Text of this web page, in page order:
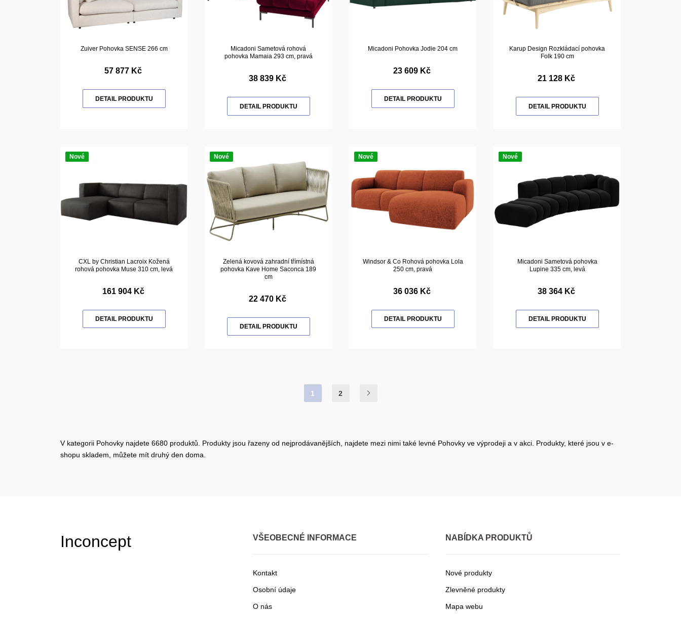
Zuiver Pohovka SENSE 266 cm
57 877 Kč
DETAIL PRODUKTU
Micadoni Sametová rohová
pohovka Mamaia 293 cm, pravá
38 839 Kč
DETAIL PRODUKTU
Micadoni Pohovka Jodie 204 cm
23 609 Kč
DETAIL PRODUKTU
Karup Design Rozkládací pohovka
Folk 190 cm
21 128 Kč
DETAIL PRODUKTU
Nové
CXL by Christian Lacroix Kožená
rohová pohovka Muse 310 cm, levá
161 904 Kč
DETAIL PRODUKTU
Nové
Zelená kovová zahradní třímístná
pohovka Kave Home Saconca 189
cm
22 470 Kč
DETAIL PRODUKTU
Nové
Windsor & Co Rohová pohovka Lola
250 cm, pravá
36 036 Kč
DETAIL PRODUKTU
Nové
Micadoni Sametová pohovka
Lupine 335 cm, levá
38 364 Kč
DETAIL PRODUKTU
1 2
V kategorii Pohovky najdete 6680 produktů. Produkty jsou řazeny od nejprodávanějších, najdete mezi nimi také levné Pohovky ve výprodeji a v akci. Produkty, které jsou v e-
shopu skladem, můžete mít druhý den doma.
Inconcept VŠEOBECNÉ INFORMACE
Kontakt
Osobní údaje
O nás
NABÍDKA PRODUKTŮ
Nové produkty
Zlevněné produkty
Mapa webu